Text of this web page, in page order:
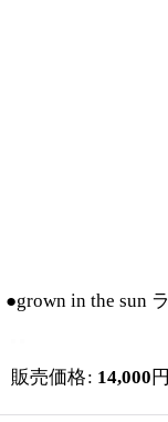
●grown in the sun
販売価格: 14,000 円